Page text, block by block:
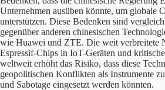
Unternehmen ausüben könnte, um globale
unterstützen. Diese Bedenken sind
gegenüber anderen chinesischen
wie Huawei und ZTE. Die weit verbreitete
Espressif-Chips in IoT-Geräten und
weltweit erhöht das Risiko, dass diese
geopolitischen Konflikten als Instrumente
und Sabotage eingesetzt werden könnten.